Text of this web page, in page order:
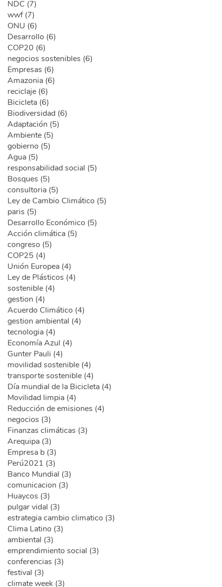
NDC (7)
wwf (7)
ONU (6)
Desarrollo (6)
COP20 (6)
negocios sostenibles (6)
Empresas (6)
Amazonia (6)
reciclaje (6)
Bicicleta (6)
Biodiversidad (6)
Adaptación (5)
Ambiente (5)
gobierno (5)
Agua (5)
responsabilidad social (5)
Bosques (5)
consultoria (5)
Ley de Cambio Climático (5)
paris (5)
Desarrollo Económico (5)
Acción climática (5)
congreso (5)
COP25 (4)
Unión Europea (4)
Ley de Plásticos (4)
sostenible (4)
gestion (4)
Acuerdo Climático (4)
gestion ambiental (4)
tecnologia (4)
Economía Azul (4)
Gunter Pauli (4)
movilidad sostenible (4)
transporte sostenible (4)
Día mundial de la Bicicleta (4)
Movilidad limpia (4)
Reducción de emisiones (4)
negocios (3)
Finanzas climáticas (3)
Arequipa (3)
Empresa b (3)
Perú2021 (3)
Banco Mundial (3)
comunicacion (3)
Huaycos (3)
pulgar vidal (3)
estrategia cambio climatico (3)
Clima Latino (3)
ambiental (3)
emprendimiento social (3)
conferencias (3)
festival (3)
climate week (3)